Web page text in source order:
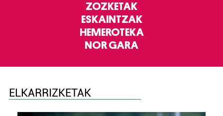
ZOZKETAK
ESKAINTZAK
HEMEROTEKA
NOR GARA
ELKARRIZKETAK